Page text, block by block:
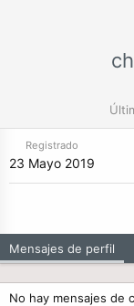
Registrado
23 Mayo 2019
Mensajes de perfil
No hay mensajes de